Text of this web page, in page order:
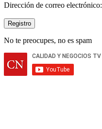
Dirección de correo electrónico:
No te preocupes, no es spam